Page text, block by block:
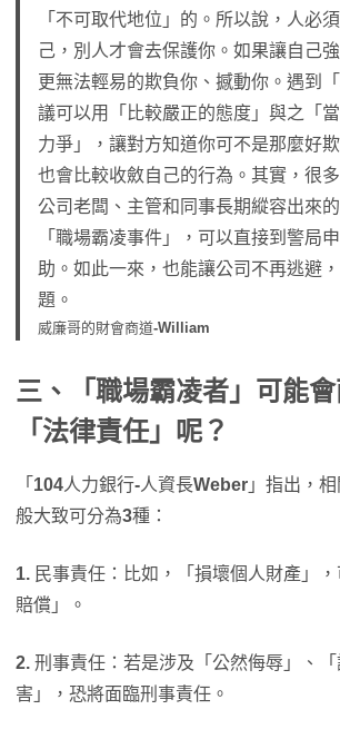
「不可取代地位」的。所以說，人必
己，別人才會去保護你。如果讓自己
更無法輕易的欺負你、撼動你。遇到
議可以用「比較嚴正的態度」與之「
力爭」，讓對方知道你可不是那麼好
也會比較收斂自己的行為。其實，很
公司老闆、主管和同事長期縱容出來
「職場霸凌事件」，可以直接到警局
助。如此一來，也能讓公司不再逃避
題。
威廉哥的財會商道-William
三、「職場霸凌者」可能
「法律責任」呢？
「 104人力銀行-人資長Weber 」指出，
般大致可分為3種：
1. 民事責任：比如，「損壞個人財產」
賠償」。
2. 刑事責任：若是涉及「公然侮辱」、
害」，恐將面臨刑事責任。